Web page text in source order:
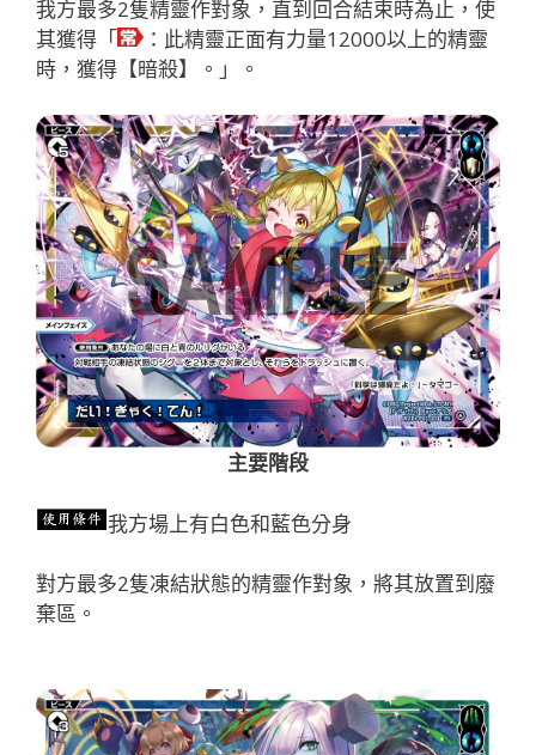
我方最多2隻精靈作對象，直到回合結束時為止，使
其獲得「
：此精靈正面有力量12000以上的精靈
時，獲得【暗殺】。」。
主要階段
我方場上有白色和藍色分身
對方最多2隻凍結狀態的精靈作對象，將其放置到廢
棄區。